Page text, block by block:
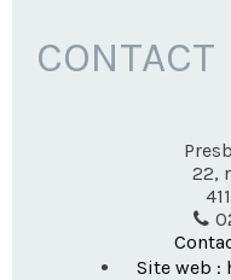
CONTACT
22,
Site web